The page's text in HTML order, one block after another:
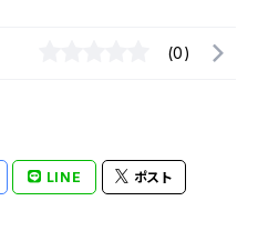
(0)
LINE ポスト